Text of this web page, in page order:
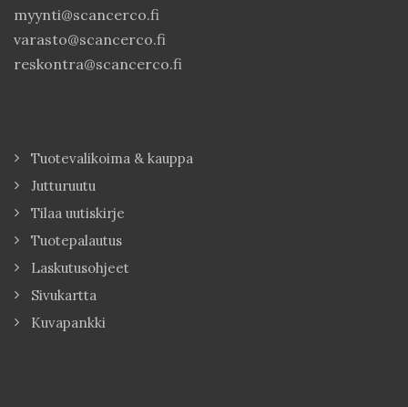
myynti@scancerco.fi
varasto@scancerco.fi
reskontra@scancerco.fi
Tuotevalikoima & kauppa
Jutturuutu
Tilaa uutiskirje
Tuotepalautus
Laskutusohjeet
Sivukartta
Kuvapankki